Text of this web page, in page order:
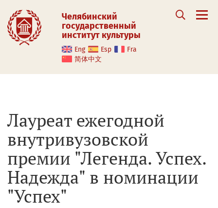
Челябинский
государственный
институт культуры
Eng Esp
Fra
简体中文
Лауреат ежегодной
внутривузовской
премии "Легенда. Успех.
Надежда" в номинации
"Успех"